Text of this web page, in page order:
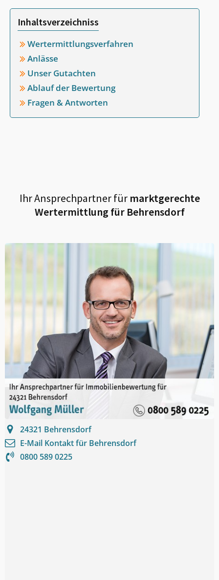
Inhaltsverzeichniss
Wertermittlungsverfahren
Anlässe
Unser Gutachten
Ablauf der Bewertung
Fragen & Antworten
Ihr Ansprechpartner fürmarktgerechte
Wertermittlung für Behrensdorf
24321 Behrensdorf
E-Mail Kontakt für Behrensdorf
0800 589 0225